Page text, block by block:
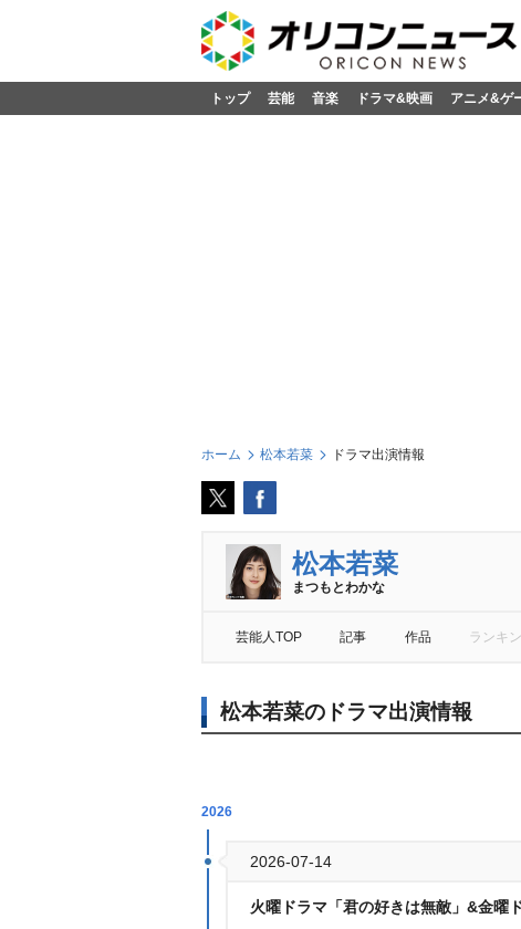
トップ 芸能 音楽 ドラマ&映画 アニメ&ゲ
ホーム 松本若菜 ドラマ出演情報
松本若菜
まつもとわかな
芸能人TOP 記事 作品 ランキ
松本若菜のドラマ出演情報
2026
2026-07-14
火曜ドラマ「君の好きは無敵」&金曜